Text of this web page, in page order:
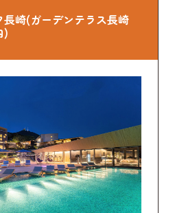
長崎(ガーデンテラス長崎
)